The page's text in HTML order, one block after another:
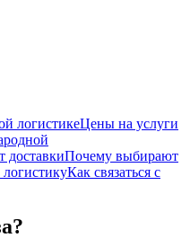
логистикеЦены на услуги
Почему выбирают
Как связаться с